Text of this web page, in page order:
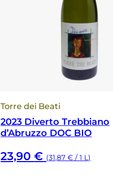
Torre dei Beati
2023 Diverto Trebbiano
d’Abruzzo DOC BIO
23,90€ (31,87 € / 1 L)